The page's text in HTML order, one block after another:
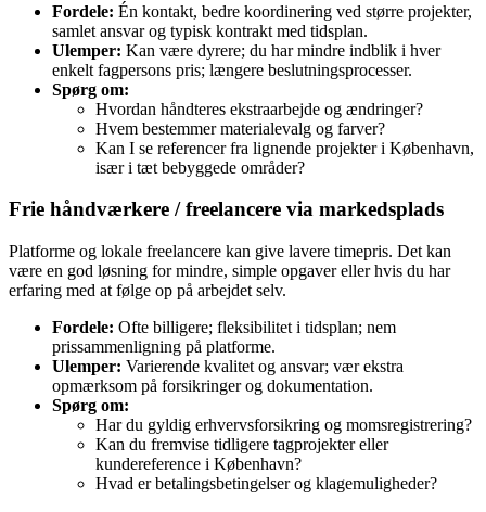
Fordele: Én kontakt, bedre koordinering ved større projekter,
samlet ansvar og typisk kontrakt med tidsplan.
Ulemper: Kan være dyrere; du har mindre indblik i hver
enkelt fagpersons pris; længere beslutningsprocesser.
Spørg om:
Hvordan håndteres ekstraarbejde og ændringer?
Hvem bestemmer materialevalg og farver?
Kan I se referencer fra lignende projekter i København,
især i tæt bebyggede områder?
Frie håndværkere / freelancere via markedsplads
Platforme og lokale freelancere kan give lavere timepris. Det kan
være en god løsning for mindre, simple opgaver eller hvis du har
erfaring med at følge op på arbejdet selv.
Fordele: Ofte billigere; fleksibilitet i tidsplan; nem
prissammenligning på platforme.
Ulemper: Varierende kvalitet og ansvar; vær ekstra
opmærksom på forsikringer og dokumentation.
Spørg om:
Har du gyldig erhvervsforsikring og momsregistrering?
Kan du fremvise tidligere tagprojekter eller
kundereference i København?
Hvad er betalingsbetingelser og klagemuligheder?